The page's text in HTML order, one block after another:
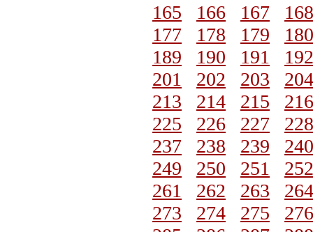
165
166 167
168
177
178 179
180
189
190 191
192
201
202 203
204
213
214 215
216
225
226 227
228
237
238 239
240
249
250 251
252
261
262 263
264
273
274 275
276